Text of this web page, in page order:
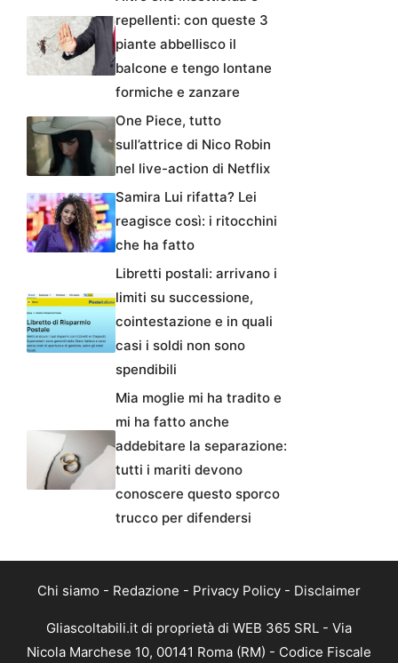
repellenti: con queste 3
piante abbellisco il
balcone e tengo lontane
formiche e zanzare
One Piece, tutto
sull’attrice di Nico Robin
nel live-action di Netflix
Samira Lui rifatta? Lei
reagisce così: i ritocchini
che ha fatto
Libretti postali: arrivano i
limiti su successione,
cointestazione e in quali
casi i soldi non sono
spendibili
Mia moglie mi ha tradito e
mi ha fatto anche
addebitare la separazione:
tutti i mariti devono
conoscere questo sporco
trucco per difendersi
Chi siamo - Redazione - Privacy Policy - Disclaimer
Gliascoltabili.it di proprietà di WEB 365 SRL - Via
Nicola Marchese 10, 00141 Roma (RM) - Codice Fiscale